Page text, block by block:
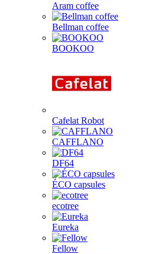
Aram coffee
Bellman coffee
BOOKOO
Cafelat Robot
CAFFLANO
DF64
ÉCO capsules
ecotree
Eureka
Fellow